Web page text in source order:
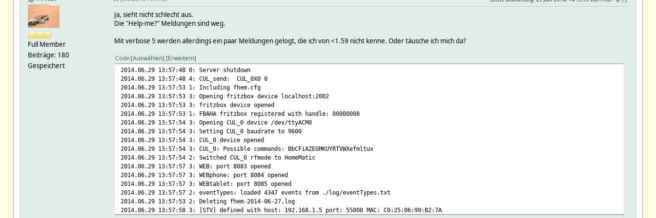
2014.06.28 21:22:44 5: CUL/RAW: /A0C1684702705BD00000000FA32FC
2014.06.28 21:22:44 4: CUL_Parse: CUL_0 A 0C 16 8470 2705BD 000000 00FA32FC -76
2014.06.28 21:22:49 5: CUL/RAW: /A0F1E861025554C0000000A24E50F00581A
2014.06.28 21:22:49 4: CUL_Parse: CUL_0 A 0F 1E 8610 25554C 000000 0A24E50F00581A -61
2014.06.28 21:22:49 5: CUL_0 dispatch A0F1E861025554C0000000A24E50F0058::-61:CUL_0
2014.06.28 21:22:58 5: CUL/RAW: /A0FED861025542F0000000A24E70F001814
2014.06.28 21:22:58 4: CUL_Parse: CUL_0 A 0F ED 8610 25542F 000000 0A24E70F001814 -64
2014.06.28 21:22:58 5: CUL_0 dispatch A0FED861025542F0000000A24E70F0018::-64:CUL_0
2014.06.28 21:23:10 5: CUL/RAW: /A0FBA86102555220000000A24ED0F0058F5
2014.06.28 21:23:10 4: CUL_Parse: CUL_0 A 0F BA 8610 255522 000000 0A24ED0F0058F5 -79.5
2014.06.28 21:23:10 5: CUL_0 dispatch A0FBA86102555220000000A24ED0F0058::-79.5:CUL_0
2014.06.28 21:24:20 5: CUL/RAW: /A0F1F861025540F0000000AA8F10F00154C
2014.06.28 21:24:20 4: CUL_Parse: CUL_0 A 0F 1F 8610 25540F 000000 0AA8F10F00154C -36
2014.06.28 21:24:20 5: CUL_0 dispatch A0F1F861025540F0000000AA8F10F0015::-36:CUL_0
2014.06.28 21:24:24 5: CUL/RAW: /A0F1486102554600000000AA8ED0F00294C
2014.06.28 21:24:24 4: CUL_Parse: CUL_0 A 0F 14 8610 255460 000000 0AA8ED0F00294C -36
2014.06.28 21:24:24 5: CUL_0 dispatch A0F1486102554600000000AA8ED0F0029::-36:CUL_0
2014.06.28 21:24:29 5: CUL/RAW: /A0C17865A2705BD000000A8FA32FA
Full Member
Beiträge: 180
Gespeichert
Ja, sieht nicht schlecht aus.
Die "Help-me?" Meldungen sind weg.
Mit verbose 5 werden allerdings ein paar Meldungen gelogt, die ich von <1.59 nicht kenne. Oder täusche ich mich da?
Code Auswählen Erweitern
2014.06.29 13:57:48 0: Server shutdown
2014.06.29 13:57:48 4: CUL_send: CUL_0X0 0
2014.06.29 13:57:53 1: Including fhem.cfg
2014.06.29 13:57:53 3: Opening fritzbox device localhost:2002
2014.06.29 13:57:53 3: fritzbox device opened
2014.06.29 13:57:53 1: FBAHA fritzbox registered with handle: 00000008
2014.06.29 13:57:54 3: Opening CUL_0 device /dev/ttyACM0
2014.06.29 13:57:54 3: Setting CUL_0 baudrate to 9600
2014.06.29 13:57:54 3: CUL_0 device opened
2014.06.29 13:57:54 3: CUL_0: Possible commands: BbCFiAZEGMKUYRTVWXefmltux
2014.06.29 13:57:54 2: Switched CUL_0 rfmode to HomeMatic
2014.06.29 13:57:57 3: WEB: port 8083 opened
2014.06.29 13:57:57 3: WEBphone: port 8084 opened
2014.06.29 13:57:57 3: WEBtablet: port 8085 opened
2014.06.29 13:57:57 2: eventTypes: loaded 4347 events from ./log/eventTypes.txt
2014.06.29 13:57:53 2: Deleting fhem-2014-06-27.log
2014.06.29 13:57:58 3: [STV] defined with host: 192.168.1.5 port: 55000 MAC: C0:25:06:99:B2:7A